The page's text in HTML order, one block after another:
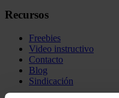
Recursos
Freebies
Video instructivo
Contacto
Blog
Sindicación